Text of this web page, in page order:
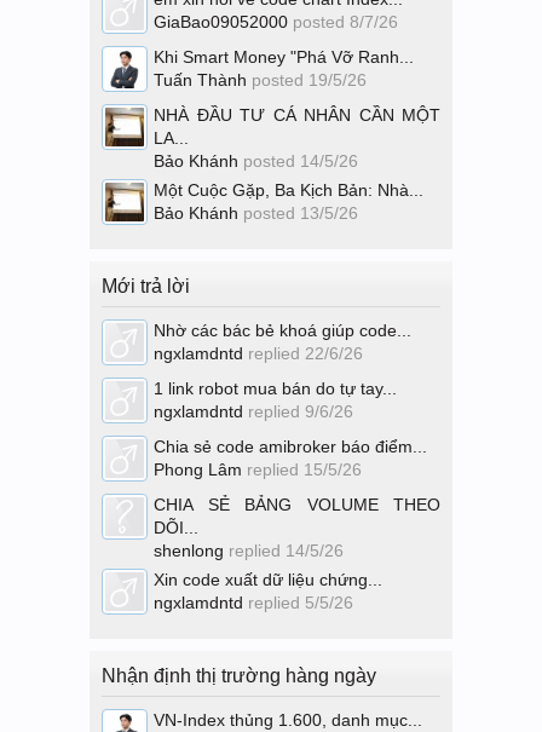
GiaBao09052000 posted 8/7/26
Khi Smart Money "Phá Vỡ Ranh...
Tuấn Thành posted 19/5/26
NHÀ ĐẦU TƯ CÁ NHÂN CẦN MỘT
LA...
Bảo Khánh posted 14/5/26
Một Cuộc Gặp, Ba Kịch Bản: Nhà...
Bảo Khánh posted 13/5/26
Mới trả lời
Nhờ các bác bẻ khoá giúp code...
ngxlamdntd replied 22/6/26
1 link robot mua bán do tự tay...
ngxlamdntd replied 9/6/26
Chia sẻ code amibroker báo điểm...
Phong Lâm replied 15/5/26
CHIA SẺ BẢNG VOLUME THEO
DÕI...
shenlong replied 14/5/26
Xin code xuất dữ liệu chứng...
ngxlamdntd replied 5/5/26
Nhận định thị trường hàng ngày
VN-Index thủng 1.600, danh mục...